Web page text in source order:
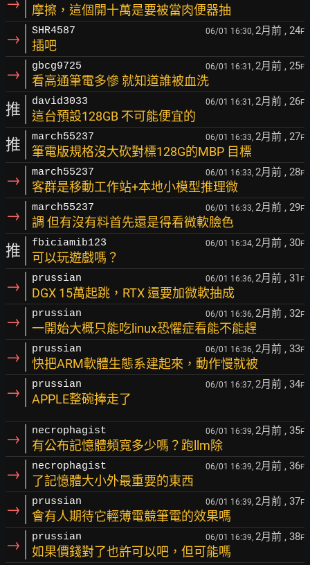
摩擦，這個開十萬是要被當肉便器抽
→ SHR4587 06/01 16:30, 2月前 , 24F
插吧
→ gbcg9725 06/01 16:31, 2月前 , 25F
看高通筆電多慘 就知道誰被血洗
推 david3033 06/01 16:31, 2月前 , 26F
這台預設128GB 不可能便宜的
推 march55237 06/01 16:33, 2月前 , 27F
筆電版規格沒大砍對標128G的MBP 目標
→ march55237 06/01 16:33, 2月前 , 28F
客群是移動工作站+本地小模型推理微
→ march55237 06/01 16:33, 2月前 , 29F
調 但有沒有料首先還是得看微軟臉色
推 fbiciamib123 06/01 16:34, 2月前 , 30F
可以玩遊戲嗎？
→ prussian 06/01 16:36, 2月前 , 31 F
DGX 15萬起跳，RTX 還要加微軟抽成
→ prussian 06/01 16:36, 2月前 , 32F
一開始大概只能吃linux恐懼症看能不能趕
→ prussian 06/01 16:36, 2月前 , 33F
快把ARM軟體生態系建起來，動作慢就被
→ prussian 06/01 16:37, 2月前 , 34F
APPLE整碗捧走了
→ necrophagist 06/01 16:39, 2月前 , 35F
有公布記憶體頻寬多少嗎？跑llm除
→ necrophagist 06/01 16:39, 2月前 , 36F
了記憶體大小外最重要的東西
→ prussian 06/01 16:39, 2月前 , 37F
會有人期待它輕薄電競筆電的效果嗎
→ prussian 06/01 16:39, 2月前 , 38F
如果價錢對了也許可以吧，但可能嗎